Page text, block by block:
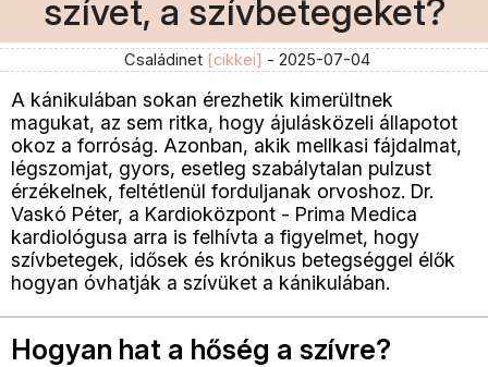
szívet, a szívbetegeket?
Családinet [cikkei] - 2025-07-04
A kánikulában sokan érezhetik kimerültnek
magukat, az sem ritka, hogy ájulásközeli állapotot
okoz a forróság. Azonban, akik mellkasi fájdalmat,
légszomjat, gyors, esetleg szabálytalan pulzust
érzékelnek, feltétlenül forduljanak orvoshoz. Dr.
Vaskó Péter, a Kardioközpont - Prima Medica
kardiológusa arra is felhívta a figyelmet, hogy
szívbetegek, idősek és krónikus betegséggel élők
hogyan óvhatják a szívüket a kánikulában.
Hogyan hat a hőség a szívre?